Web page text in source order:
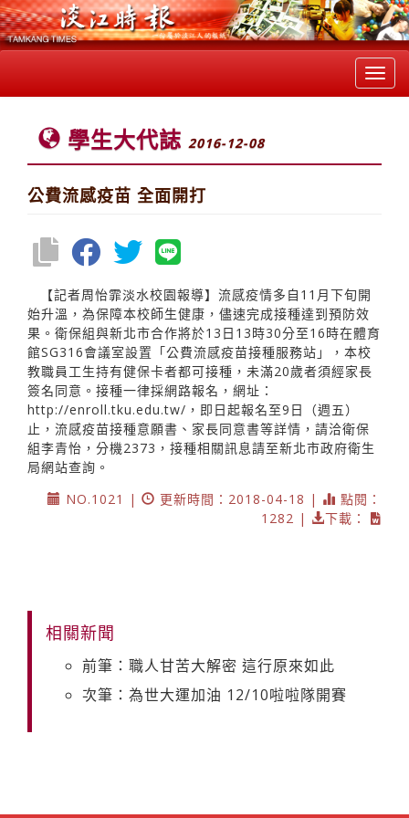
學生大代誌 2016-12-08
公費流感疫苗 全面開打
【記者周怡霏淡水校園報導】流感疫情多自11月下旬開
始升溫，為保障本校師生健康，儘速完成接種達到預防效
果。衛保組與新北市合作將於13日13時30分至16時在體育
館SG316會議室設置「公費流感疫苗接種服務站」，本校
教職員工生持有健保卡者都可接種，未滿20歲者須經家長
簽名同意。接種一律採網路報名，網址：
http://enroll.tku.edu.tw/，即日起報名至9日（週五）
止，流感疫苗接種意願書、家長同意書等詳情，請洽衛保
組李青怡，分機2373，接種相關訊息請至新北市政府衛生
局網站查詢。
NO.1021 |
更新時間：2018-04-18 |
點閱：
1282 |
下載：
相關新聞
前筆：職人甘苦大解密 這行原來如此
次筆：為世大運加油 12/10啦啦隊開賽